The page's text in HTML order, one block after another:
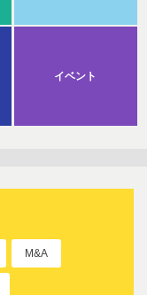
イベント
M&A